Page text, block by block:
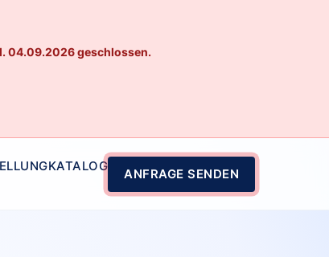
04.09.2026 geschlossen.
KATALOG
ANFRAGE SENDEN